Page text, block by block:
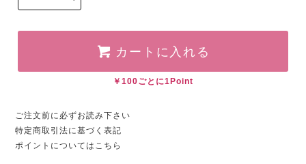
カートに入れる
￥100ごとに1Point
ご注文前に必ずお読み下さい
特定商取引法に基づく表記
ポイントについてはこちら